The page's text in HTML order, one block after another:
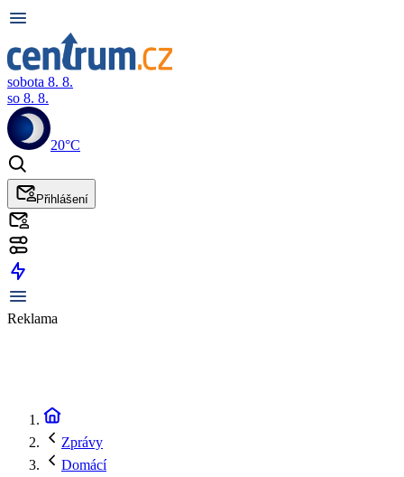
sobota 8. 8.
so 8. 8.
20°C
Přihlášení
Reklama
Zprávy
Domácí